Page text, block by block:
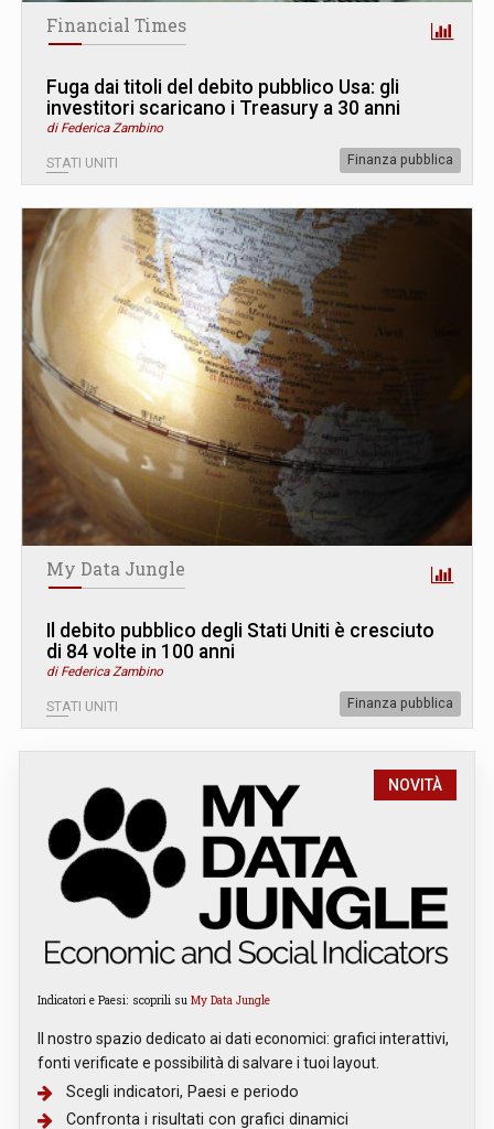
Financial Times
Fuga dai titoli del debito pubblico Usa: gli
investitori scaricano i Treasury a 30 anni
di Federica Zambino
STATI UNITI Finanza pubblica
My Data Jungle
Il debito pubblico degli Stati Uniti è cresciuto
di 84 volte in 100 anni
di Federica Zambino
STATI UNITI Finanza pubblica
NOVITÀ
Indicatori e Paesi: scoprili su My Data Jungle
Il nostro spazio dedicato ai dati economici: grafici interattivi,
fonti verificate e possibilità di salvare i tuoi layout.
Scegli indicatori, Paesi e periodo
Confronta i risultati con grafici dinamici